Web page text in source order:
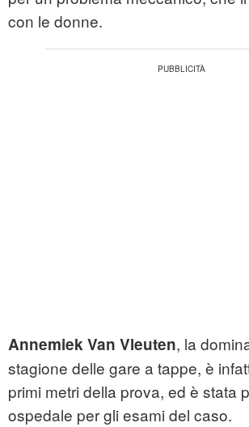
con le donne.
Annemiek Van Vleuten, la
stagione delle gare a tappe, è
primi metri della prova, ed è stata
ospedale per gli esami del caso.